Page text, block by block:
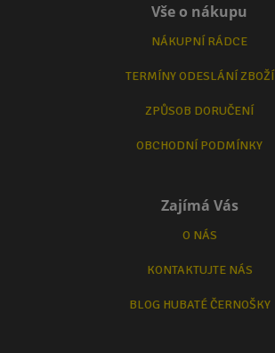
Vše o nákupu
NÁKUPNÍ RÁDCE
TERMÍNY ODESLÁNÍ ZBOŽÍ
ZPŮSOB DORUČENÍ
OBCHODNÍ PODMÍNKY
Zajímá Vás
O NÁS
KONTAKTUJTE NÁS
BLOG HUBATÉ ČERNOŠKY